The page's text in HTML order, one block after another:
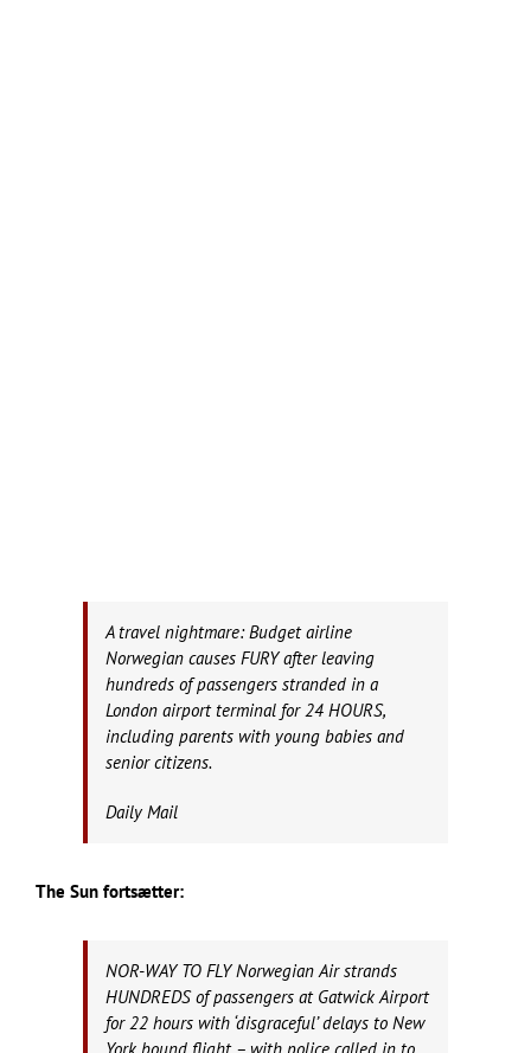
A travel nightmare: Budget airline
Norwegian causes FURY after leaving
hundreds of passengers stranded in a
London airport terminal for 24 HOURS,
including parents with young babies and
senior citizens.
Daily Mail
The Sun fortsætter:
NOR-WAY TO FLY Norwegian Air strands
HUNDREDS of passengers at Gatwick Airport
for 22 hours with ‘disgraceful’ delays to New